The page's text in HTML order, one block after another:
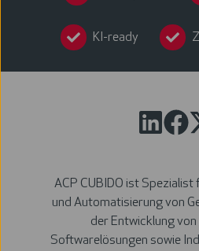
KI-ready
ACP CUBIDO ist
und Automatisierung von
der Entwicklung von
Softwarelösungen sowie